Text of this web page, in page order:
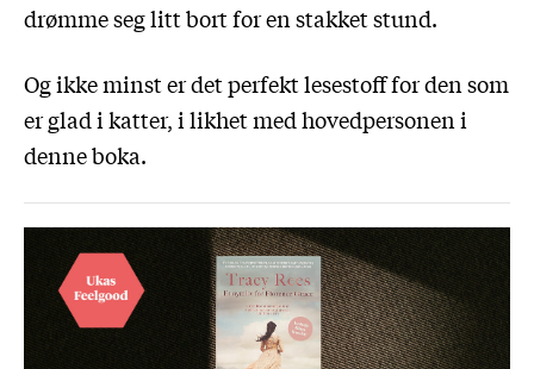
drømme seg litt bort for en stakket stund.
Og ikke minst er det perfekt lesestoff for den som
er glad i katter, i likhet med hovedpersonen i
denne boka.